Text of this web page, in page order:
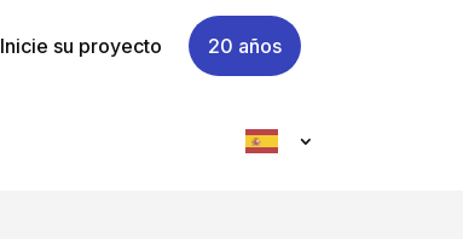
Inicie su proyecto 20 años